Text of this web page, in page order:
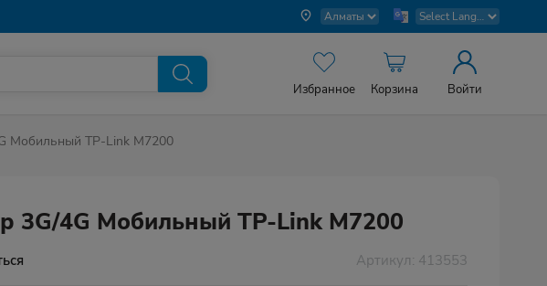
Избранное Корзина Войти
Мобильный TP-Link M7200
3G/4G Мобильный TP-Link M7200
Артикул: 413553